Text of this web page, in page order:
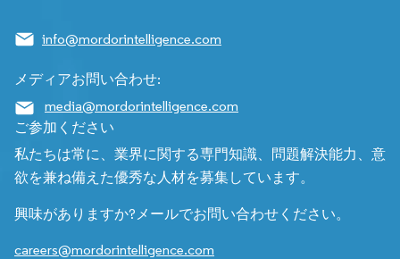
info@mordorintelligence.com
メディアお問い合わせ:
media@mordorintelligence.com
ご参加ください
私たちは常に、業界に関する専門知識、問題解決能力、意
欲を兼ね備えた優秀な人材を募集しています。
興味がありますか?メールでお問い合わせください。
careers@mordorintelligence.com